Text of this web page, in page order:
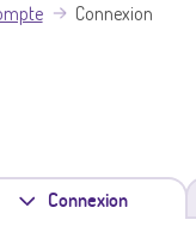
Connexion
Connexion